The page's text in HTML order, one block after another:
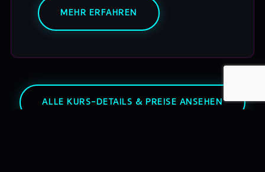
MEHR ERFAHREN
ALLE KURS-DETAILS & PREISE ANSEHEN